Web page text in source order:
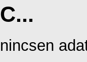
C...
nincsen